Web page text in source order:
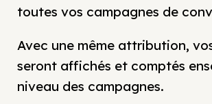
toutes vos campagnes de
Avec une même attribution,
seront affichés et comptés
niveau des campagnes.